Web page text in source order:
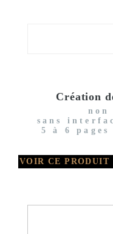
Création
non
sans
5 à 6 pages
VOIR CE PRODUIT